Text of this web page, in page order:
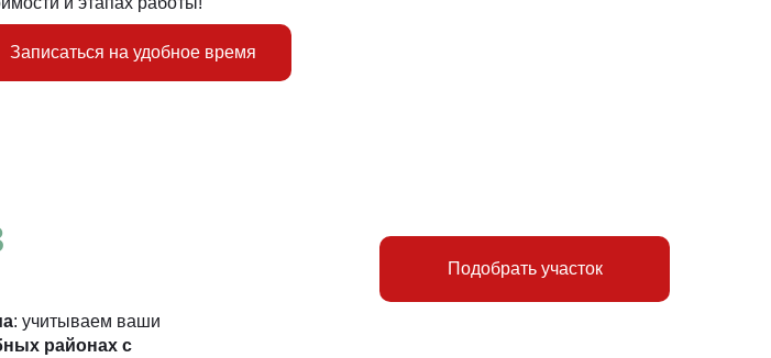
Записаться на удобное время
: учитываем ваши
районах с
Подобрать участок